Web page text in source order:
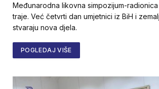
Međunarodna likovna simpozijum-radionica
traje. Već četvrti dan umjetnici iz BiH i
stvaraju nova djela.
POGLEDAJ VIŠE